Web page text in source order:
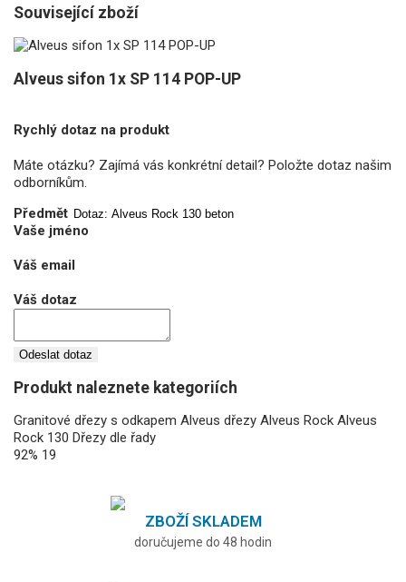
Související zboží
Alveus sifon 1x SP 114 POP-UP
Rychlý dotaz na produkt
Máte otázku? Zajímá vás konkrétní detail? Položte dotaz našim
odborníkům.
Předmět
Vaše jméno
Váš email
Váš dotaz
Odeslat dotaz
Produkt naleznete kategoriích
Granitové dřezy s odkapem Alveus dřezy Alveus Rock Alveus
Rock 130 Dřezy dle řady
92% 19
ZBOŽÍ SKLADEM
doručujeme do 48 hodin